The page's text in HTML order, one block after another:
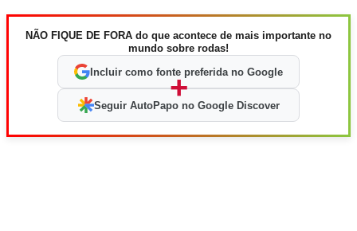
NÃO FIQUE DE FORA do que acontece de mais importante no
mundo sobre rodas!
Incluir como fonte preferida no Google
+
Seguir AutoPapo no Google Discover